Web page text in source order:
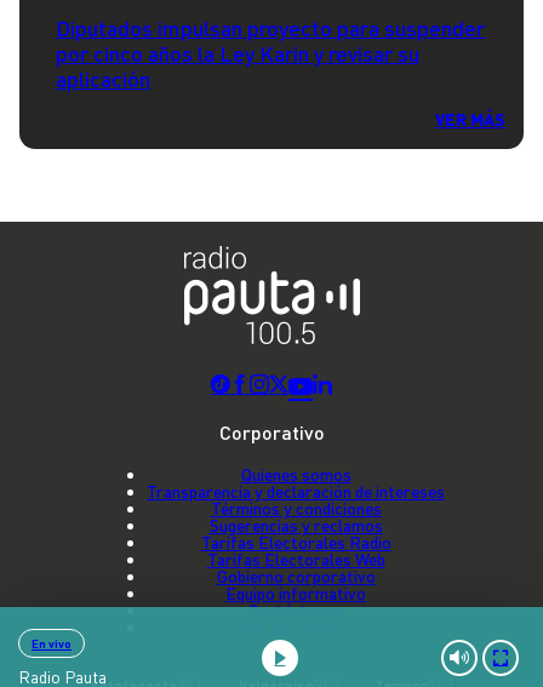
Diputados impulsan proyecto para suspender
por cinco años la Ley Karin y revisar su
aplicación
VER MÁS
En vivo
Radio Pauta
Corporativo
Quienes somos
Transparencia y declaración de intereses
Términos y condiciones
Sugerencias y reclamos
Tarifas Electorales Radio
Tarifas Electorales Web
Gobierno corporativo
Equipo informativo
Contáctenos